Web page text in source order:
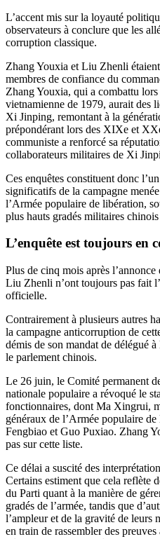
L’accent mis sur la loyauté
observateurs à conclure que les
corruption classique.
Zhang Youxia et Liu Zhenli
membres de confiance du
Zhang Youxia, qui a combattu
vietnamienne de 1979, aurait des
Xi Jinping, remontant à la
prépondérant lors des XIXe et
communiste a renforcé sa
collaborateurs militaires de Xi
Ces enquêtes constituent donc
significatifs de la campagne
l’Armée populaire de libération,
plus hauts gradés militaires
L’enquête est toujours en
Plus de cinq mois après
Liu Zhenli n’ont toujours pas fait
officielle.
Contrairement à plusieurs autres
la campagne anticorruption de
démis de son mandat de délégué
le parlement chinois.
Le 26 juin, le Comité permanent
nationale populaire a révoqué le
fonctionnaires, dont Ma Xingrui,
généraux de l’Armée populaire
Fengbiao et Guo Puxiao. Zhang
pas sur cette liste.
Ce délai a suscité des
Certains estiment que cela reflète
du Parti quant à la manière de
gradés de l’armée, tandis que
l’ampleur et de la gravité de leurs
en train de rassembler des